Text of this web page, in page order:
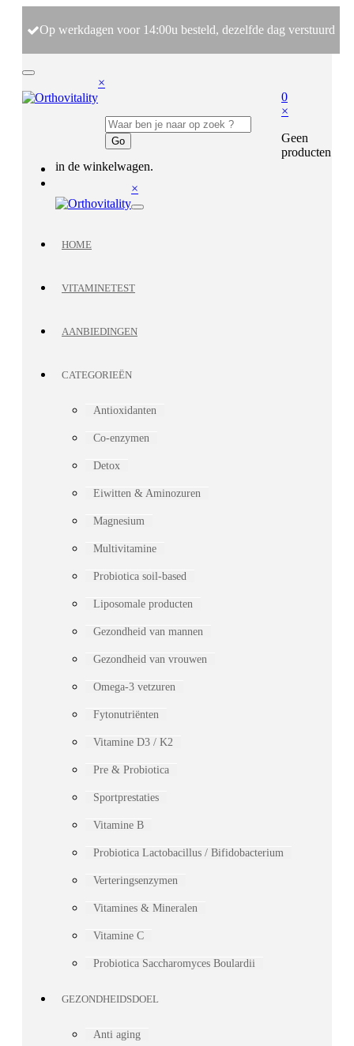
Op werkdagen voor 14:00u besteld, dezelfde dag verstuurd
×
0
×
Geen
producten
in de winkelwagen.
×
HOME
VITAMINETEST
AANBIEDINGEN
CATEGORIEËN
Antioxidanten
Co-enzymen
Detox
Eiwitten & Aminozuren
Magnesium
Multivitamine
Probiotica soil-based
Liposomale producten
Gezondheid van mannen
Gezondheid van vrouwen
Omega-3 vetzuren
Fytonutriënten
Vitamine D3 / K2
Pre & Probiotica
Sportprestaties
Vitamine B
Probiotica Lactobacillus / Bifidobacterium
Verteringsenzymen
Vitamines & Mineralen
Vitamine C
Probiotica Saccharomyces Boulardii
GEZONDHEIDSDOEL
Anti aging